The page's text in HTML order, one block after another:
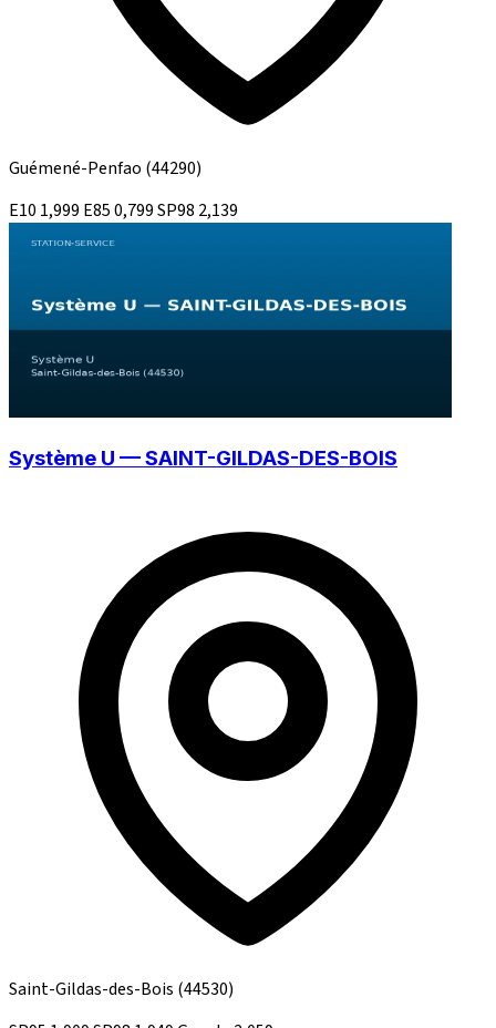
Guémené-Penfao (44290)
E10 1,999 E850,799SP98 2,139
Système U — SAINT-GILDAS-DES-BOIS
Saint-Gildas-des-Bois (44530)